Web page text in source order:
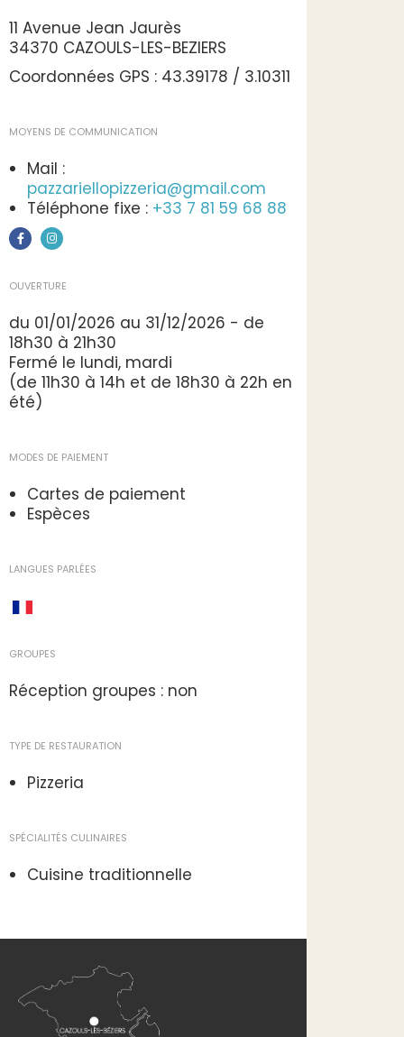
11 Avenue Jean Jaurès
34370 CAZOULS-LES-BEZIERS
Coordonnées GPS : 43.39178 / 3.10311
MOYENS DE COMMUNICATION
Mail :
pazzariellopizzeria@gmail.com
Téléphone fixe : +33 7 81 59 68 88
OUVERTURE
du 01/01/2026 au 31/12/2026 - de
18h30 à 21h30
Fermé le lundi, mardi
(de 11h30 à 14h et de 18h30 à 22h en
été)
MODES DE PAIEMENT
Cartes de paiement
Espèces
LANGUES PARLÉES
GROUPES
Réception groupes : non
TYPE DE RESTAURATION
Pizzeria
SPÉCIALITÉS CULINAIRES
Cuisine traditionnelle